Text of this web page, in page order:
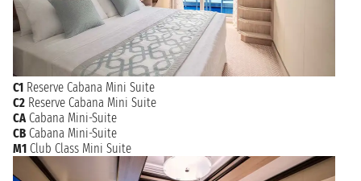
C1 Reserve Cabana Mini Suite
C2 Reserve Cabana Mini Suite
CA Cabana Mini-Suite
CB Cabana Mini-Suite
M1 Club Class Mini Suite